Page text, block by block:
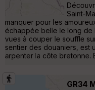
Saint-
manquer pour les
échappée belle le long de
vues à couper le souffle
sentier des douaniers, est
arpenter la côte bretonne.
GR34